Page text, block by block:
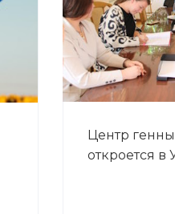
Центр
откроется в